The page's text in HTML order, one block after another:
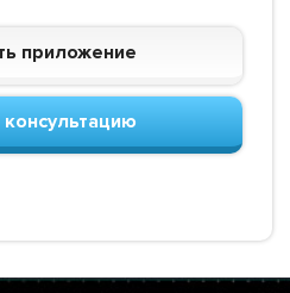
приложение